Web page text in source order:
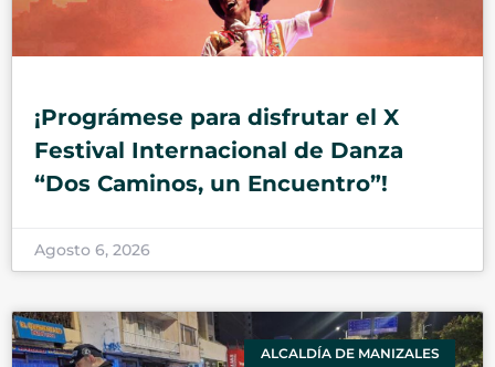
¡Prográmese para disfrutar el X
Festival Internacional de Danza
“Dos Caminos, un Encuentro”!
Agosto 6, 2026
ALCALDÍA DE MANIZALES